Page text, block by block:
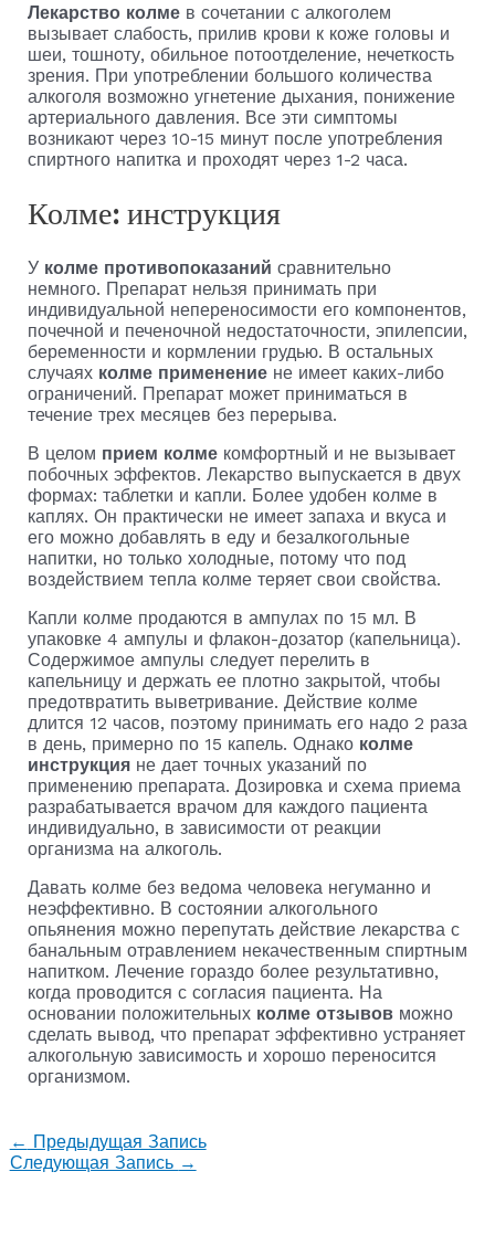
Лекарство колмев сочетании с алкоголем
вызывает слабость, прилив крови к коже головы и
шеи, тошноту, обильное потоотделение, нечеткость
зрения. При употреблении большого количества
алкоголя возможно угнетение дыхания, понижение
артериального давления. Все эти симптомы
возникают через 10-15 минут после употребления
спиртного напитка и проходят через 1-2 часа.
Колме: инструкция
У колме противопоказаний сравнительно
немного. Препарат нельзя принимать при
индивидуальной непереносимости его компонентов,
почечной и печеночной недостаточности, эпилепсии,
беременности и кормлении грудью. В остальных
случаях колме применениене имеет каких-либо
ограничений. Препарат может приниматься в
течение трех месяцев без перерыва.
В целом прием колмекомфортный и не вызывает
побочных эффектов. Лекарство выпускается в двух
формах: таблетки и капли. Более удобен колме в
каплях. Он практически не имеет запаха и вкуса и
его можно добавлять в еду и безалкогольные
напитки, но только холодные, потому что под
воздействием тепла колме теряет свои свойства.
Капли колме продаются в ампулах по 15 мл. В
упаковке 4 ампулы и флакон-дозатор (капельница).
Содержимое ампулы следует перелить в
капельницу и держать ее плотно закрытой, чтобы
предотвратить выветривание. Действие колме
длится 12 часов, поэтому принимать его надо 2 раза
в день, примерно по 15 капель. Однако колме
инструкцияне дает точных указаний по
применению препарата. Дозировка и схема приема
разрабатывается врачом для каждого пациента
индивидуально, в зависимости от реакции
организма на алкоголь.
Давать колме без ведома человека негуманно и
неэффективно. В состоянии алкогольного
опьянения можно перепутать действие лекарства с
банальным отравлением некачественным спиртным
напитком. Лечение гораздо более результативно,
когда проводится с согласия пациента. На
основании положительных колме отзывовможно
сделать вывод, что препарат эффективно устраняет
алкогольную зависимость и хорошо переносится
организмом.
← Предыдущая Запись
Следующая Запись →